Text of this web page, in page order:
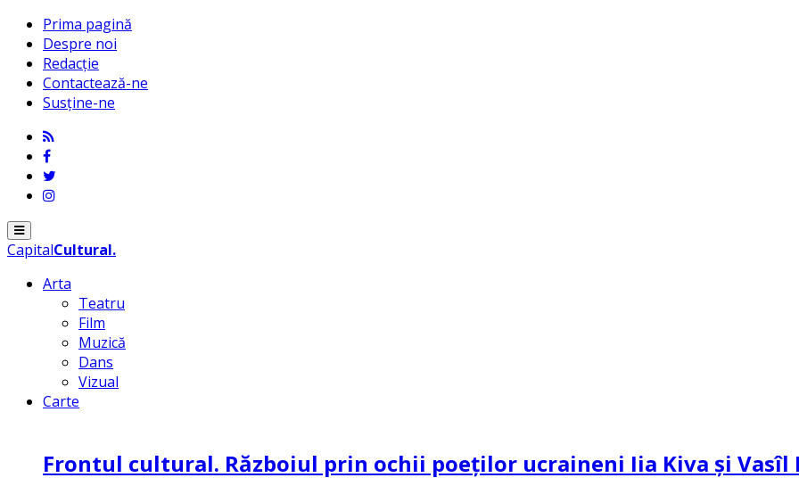
Prima pagină
Despre noi
Redacție
Contactează-ne
Susține-ne
Menu
CapitalCultural.
Arta
Teatru
Film
Muzică
Dans
Vizual
Carte
Frontul cultural. Războiul prin ochii poeților ucraineni Iia Kiva și Vasîl